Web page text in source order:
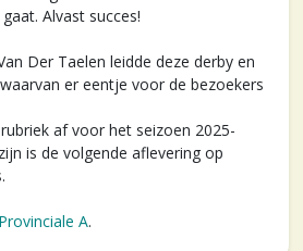
Alvast succes!
Der Taelen leidde deze derby en
er eentje voor de bezoekers
af voor het seizoen 2025-
is de volgende aflevering op
A.